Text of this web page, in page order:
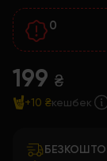
0
199 ₴
+10 ₴кешбек